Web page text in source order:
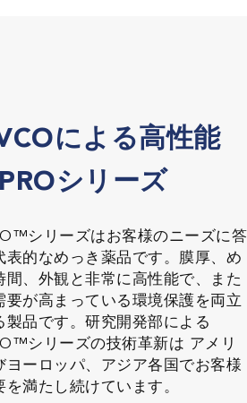
による高性能
シリーズ
シリーズはお客様のニーズに答
表的なめっき薬品です。膜厚、め
間、外観と非常に高性能で、また
要が高まっている環境保護を両立
製品です。研究開発部による
シリーズの技術革新は アメリ
ヨーロッパ、アジア各国でお客様
を満たし続けています。